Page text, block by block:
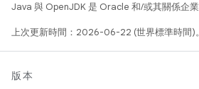
Java 與 OpenJDK 是 Oracle 和/或其關係企業
上次更新時間：2026-06-22 (世界標準時間)。
版本